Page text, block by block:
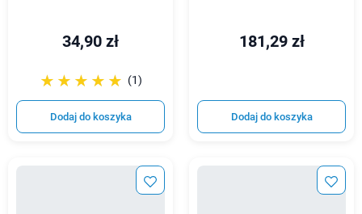
34,90 zł
☆☆☆☆☆
★★★★★ (1)
Dodaj do koszyka
181,29 zł
Dodaj do koszyka